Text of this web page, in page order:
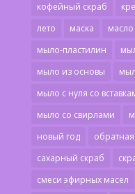
кофейный скраб
лето
маска масло
мыло-пластилин
мыло из основы
мыло с нуля со
мыло со свирлами
новый год
сахарный скраб
смеси эфирных масел